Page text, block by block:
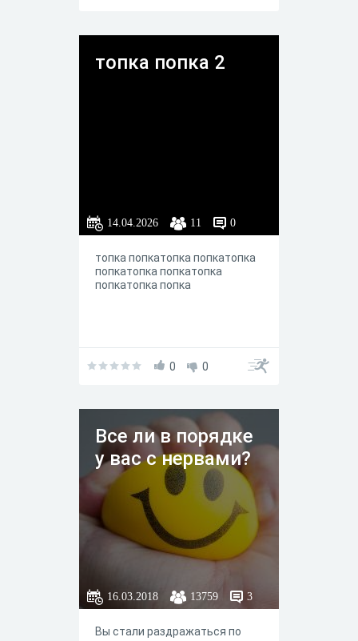
топка попка 2
14.04.2026 11 0
топка попкатопка попкатопка
попкатопка попкатопка
попкатопка попка
0 0
Все ли в порядке
у вас с нервами?
16.03.2018 13759 3
Вы стали раздражаться по